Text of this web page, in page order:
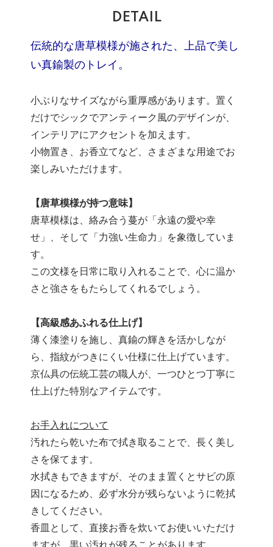
DETAIL
伝統的な唐草模様が施された、上品で美し
い真鍮製のトレイ。
小ぶりなサイズながら重厚感があります。置く
だけでシックでアンティーク風のデザインが、
インテリアにアクセントを加えます。
小物置き、お香立てなど、さまざまな用途でお
楽しみいただけます。
【唐草模様が持つ意味】
唐草模様は、絡み合う蔓が「永遠の愛や幸
せ」、そして「力強い生命力」を象徴していま
す。
この文様を日常に取り入れることで、心に温か
さと強さをもたらしてくれるでしょう。
【高級感あふれる仕上げ】
薄く漆塗りを施し、真鍮の輝きを活かしなが
ら、指紋がつきにくい仕様に仕上げています。
京仏具の伝統工芸の職人が、一つひとつ丁寧に
仕上げた特別なアイテムです。
お手入れについて
汚れたら乾いた布で拭き取ることで、長く美し
さを保てます。
水拭きもできますが、そのまま置くとサビの原
因になるため、必ず水分が残らないように乾拭
きしてください。
香皿として、直接お香を炊いてお使いいただけ